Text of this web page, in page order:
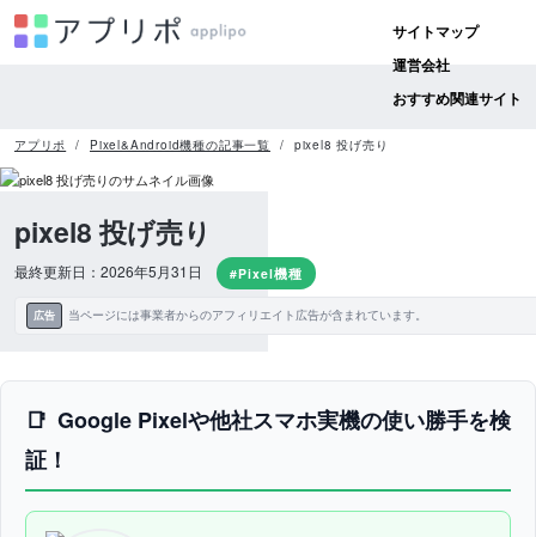
サイトマップ
運営会社
おすすめ関連サイト
アプリポ Pixel&Android機種の記事一覧 pixel8 投げ売り
pixel8 投げ売り
最終更新日：2026年5月31日 #Pixel機種
広告 当ページには事業者からのアフィリエイト広告が含まれています。
Google Pixelや他社スマホ実機の使い勝手を検
証！